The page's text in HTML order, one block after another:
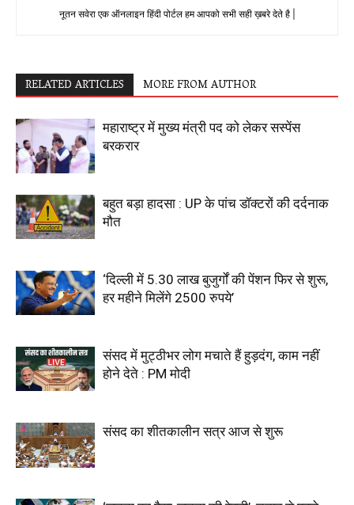
नूतन सवेरा एक ऑनलाइन हिंदी पोर्टल हम आपको सभी सही ख़बरे देते है |
RELATED ARTICLES MORE FROM AUTHOR
महाराष्ट्र में मुख्य मंत्री पद को लेकर सस्पेंस
बरकरार
बहुत बड़ा हादसा : UP के पांच डॉक्टरों की दर्दनाक
मौत
‘दिल्ली में 5.30 लाख बुजुर्गों की पेंशन फिर से शुरू,
हर महीने मिलेंगे 2500 रुपये’
संसद में मुट्ठीभर लोग मचाते हैं हुड़दंग, काम नहीं
होने देते : PM मोदी
संसद का शीतकालीन सत्र आज से शुरू